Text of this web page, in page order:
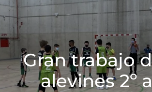
Gran trabajo
alevines 2º